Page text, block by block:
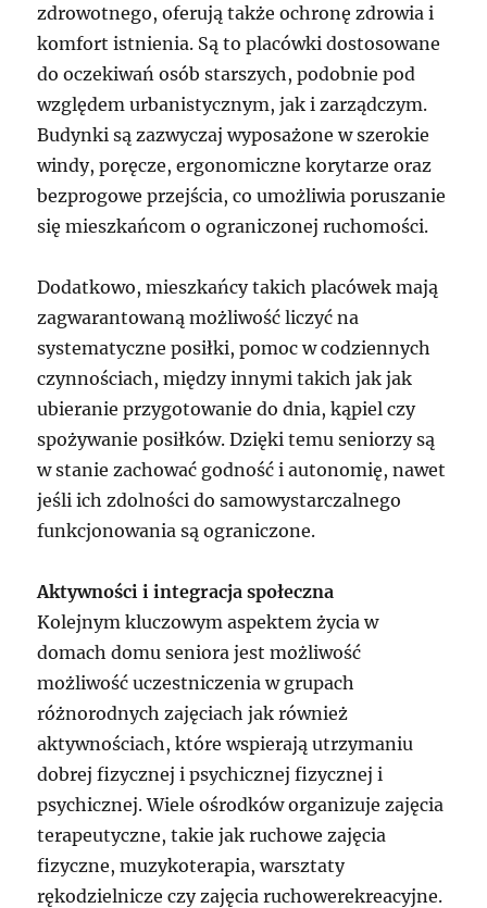
zdrowotnego, oferują także ochronę zdrowia i
komfort istnienia. Są to placówki dostosowane
do oczekiwań osób starszych, podobnie pod
względem urbanistycznym, jak i zarządczym.
Budynki są zazwyczaj wyposażone w szerokie
windy, poręcze, ergonomiczne korytarze oraz
bezprogowe przejścia, co umożliwia poruszanie
się mieszkańcom o ograniczonej ruchomości.
Dodatkowo, mieszkańcy takich placówek mają
zagwarantowaną możliwość liczyć na
systematyczne posiłki, pomoc w codziennych
czynnościach, między innymi takich jak jak
ubieranie przygotowanie do dnia, kąpiel czy
spożywanie posiłków. Dzięki temu seniorzy są
w stanie zachować godność i autonomię, nawet
jeśli ich zdolności do samowystarczalnego
funkcjonowania są ograniczone.
Aktywności i integracja społeczna
Kolejnym kluczowym aspektem życia w
domach domu seniora jest możliwość
możliwość uczestniczenia w grupach
różnorodnych zajęciach jak również
aktywnościach, które wspierają utrzymaniu
dobrej fizycznej i psychicznej fizycznej i
psychicznej. Wiele ośrodków organizuje zajęcia
terapeutyczne, takie jak ruchowe zajęcia
fizyczne, muzykoterapia, warsztaty
rękodzielnicze czy zajęcia ruchowerekreacyjne.